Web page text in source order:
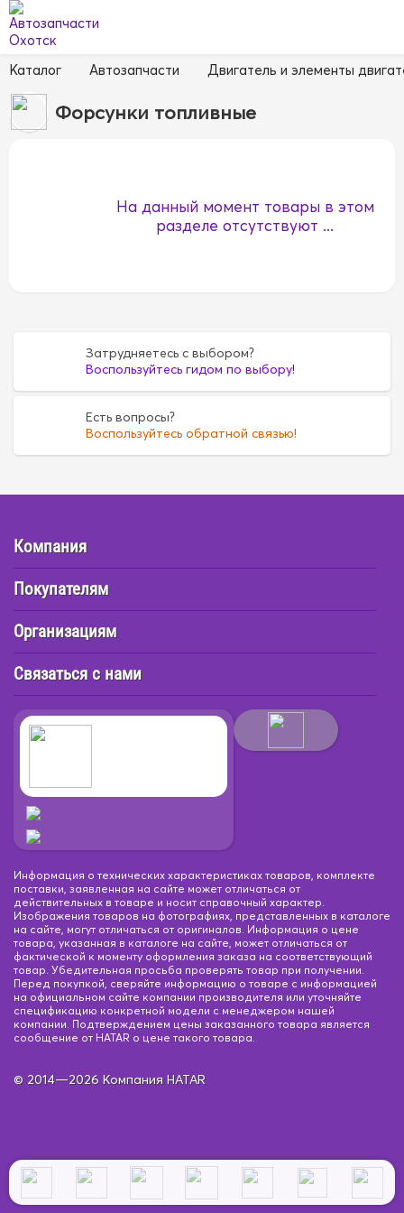
Каталог Автозапчасти Двигатель и элементы
Форсунки топливные
На данный момент товары в этом
разделе отсутствуют ...
Затрудняетесь с выбором?
Воспользуйтесь гидом по выбору!
Есть вопросы?
Воспользуйтесь обратной связью!
Компания
Покупателям
Организациям
Связаться с нами
Информация о технических характеристиках товаров, комплекте
поставки, заявленная на сайте может отличаться от
действительных в товаре и носит справочный характер.
Изображения товаров на фотографиях, представленных в каталоге
на сайте, могут отличаться от оригиналов. Информация о цене
товара, указанная в каталоге на сайте, может отличаться от
фактической к моменту оформления заказа на соответствующий
товар. Убедительная просьба проверять товар при получении.
Перед покупкой, сверяйте информацию о товаре с информацией
на официальном сайте компании производителя или уточняйте
спецификацию конкретной модели с менеджером нашей
компании. Подтверждением цены заказанного товара является
сообщение от HATAR о цене такого товара.
© 2014—2026 Компания HATAR